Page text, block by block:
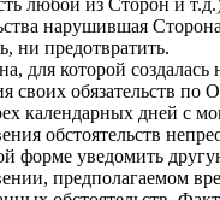
нарушившая
ни предотвратить.
для которой создалась
своих обязательств по
календарных дней с
обстоятельств
форме уведомить
предполагаемом